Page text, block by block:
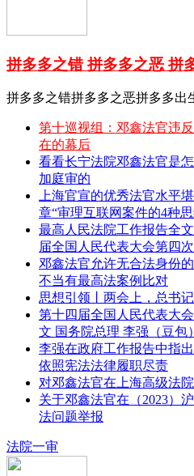
拼多多之错 拼多多之恶 拼
拼多多之错拼多多之恶拼多多出
第十巡视组：邓鑫法官违
在的幕后
看看长宁法院邓鑫法官是
加庭审的
上海官宣的优秀法官水平
章“审理互联网案件的4种
最高人民法院工作报告全
届全国人民代表大会第四
邓鑫法官允许无合法身份
不当有最高法案例比对
思想引领丨两会上，总书
第十四届全国人民代表大
文 国务院总理 李强（豆包）
李强在政府工作报告中指
依照宪法法律履职尽责
对邓鑫法官在上海高级法
关于邓鑫法官在（2023）
法问题举报
法院一审